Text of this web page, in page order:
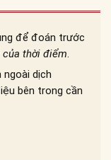
để đoán trước
thời điểm.
ngoài dịch
bên trong cần